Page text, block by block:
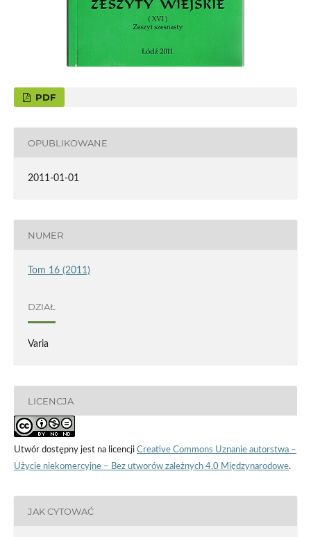
PDF
OPUBLIKOWANE
2011-01-01
NUMER
Tom 16 (2011)
DZIAŁ
Varia
LICENCJA
Utwór dostępny jest na licencji Creative Commons Uznanie autorstwa –
Użycie niekomercyjne – Bez utworów zależnych 4.0 Międzynarodowe.
JAK CYTOWAĆ